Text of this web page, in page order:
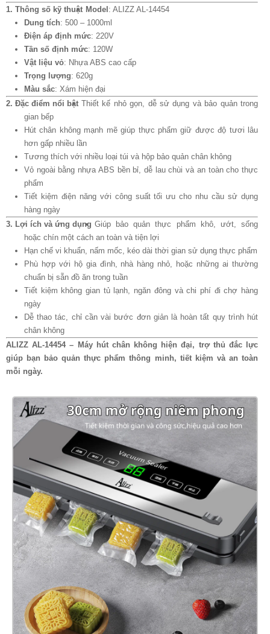
1. Thông số kỹ thuật Model: ALIZZ AL-14454
Dung tích: 500 – 1000ml
Điện áp định mức: 220V
Tần số định mức: 120W
Vật liệu vỏ: Nhựa ABS cao cấp
Trọng lượng: 620g
Màu sắc: Xám hiện đại
2. Đặc điểm nổi bật Thiết kế nhỏ gọn, dễ sử dụng và bảo quản trong
gian bếp
Hút chân không mạnh mẽ giúp thực phẩm giữ được độ tươi lâu
hơn gấp nhiều lần
Tương thích với nhiều loại túi và hộp bảo quản chân không
Vỏ ngoài bằng nhựa ABS bền bỉ, dễ lau chùi và an toàn cho thực
phẩm
Tiết kiệm điện năng với công suất tối ưu cho nhu cầu sử dụng
hàng ngày
3. Lợi ích và ứng dụng Giúp bảo quản thực phẩm khô, ướt, sống
hoặc chín một cách an toàn và tiện lợi
Hạn chế vi khuẩn, nấm mốc, kéo dài thời gian sử dụng thực phẩm
Phù hợp với hộ gia đình, nhà hàng nhỏ, hoặc những ai thường
chuẩn bị sẵn đồ ăn trong tuần
Tiết kiệm không gian tủ lạnh, ngăn đông và chi phí đi chợ hàng
ngày
Dễ thao tác, chỉ cần vài bước đơn giản là hoàn tất quy trình hút
chân không
ALIZZ AL-14454 – Máy hút chân không hiện đại, trợ thủ đắc lực
giúp bạn bảo quản thực phẩm thông minh, tiết kiệm và an toàn
mỗi ngày.